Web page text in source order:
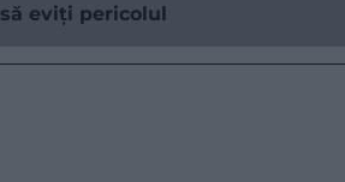
eviți pericolul